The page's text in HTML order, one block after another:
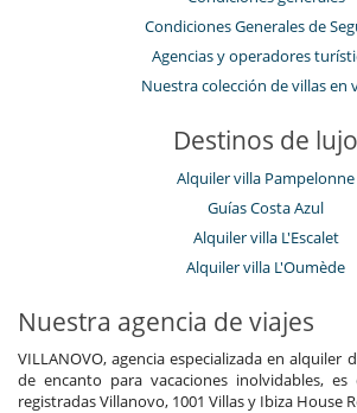
Condiciones Generales de
Agencias y operadores
Nuestra colección de villas en
Destinos de lujo
Alquiler villa Pampelonne
Guías Costa Azul
Alquiler villa L'Escalet
Alquiler villa L'Oumède
Nuestra agencia de viajes
VILLANOVO, agencia especializada en alquiler
de encanto para vacaciones inolvidables,
registradas Villanovo, 1001 Villas y Ibiza House